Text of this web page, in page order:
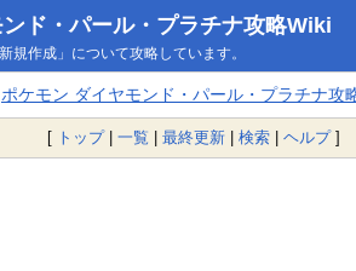
ド・パール・プラチナ攻略Wiki
規作成」について攻略しています。
ポケモン ダイヤモンド・パール・プラチナ攻
[ トップ| 一覧 | 最終更新 | 検索 | ヘルプ]